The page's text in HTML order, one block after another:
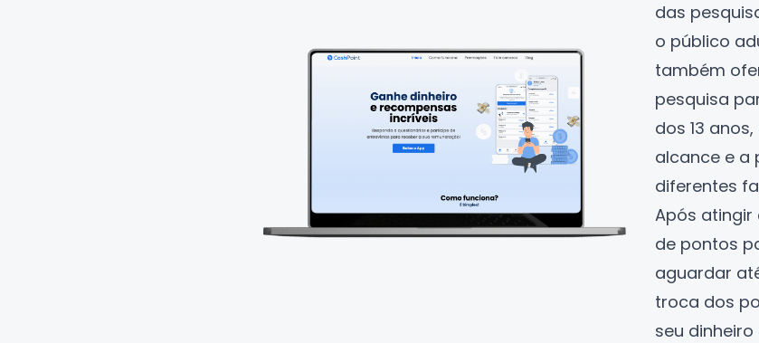
das
o público
também
pesquisa
dos 13
alcance e a
diferentes
Após atingir
de pontos
aguardar
troca dos
seu